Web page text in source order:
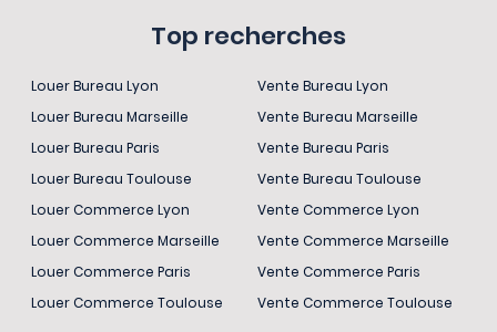
Top recherches
Louer Bureau Lyon
Louer Bureau Marseille
Louer Bureau Paris
Louer Bureau Toulouse
Louer Commerce Lyon
Louer Commerce Marseille
Louer Commerce Paris
Louer Commerce Toulouse
Vente Bureau Lyon
Vente Bureau Marseille
Vente Bureau Paris
Vente Bureau Toulouse
Vente Commerce Lyon
Vente Commerce Marseille
Vente Commerce Paris
Vente Commerce Toulouse